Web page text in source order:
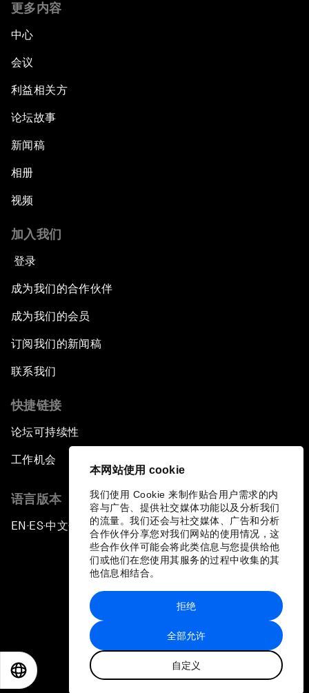
本网站使用 cookie
我们使用 Cookie 来制作贴合用户需求的内
容与广告、提供社交媒体功能以及分析我们
的流量。我们还会与社交媒体、广告和分析
合作伙伴分享您对我们网站的使用情况，这
些合作伙伴可能会将此类信息与您提供给他
们或他们在您使用其服务的过程中收集的其
他信息相结合。
全部允许
自定义
拒绝
更多内容
中心
会议
利益相关方
论坛故事
新闻稿
相册
视频
加入我们
登录
成为我们的合作伙伴
成为我们的会员
订阅我们的新闻稿
联系我们
快捷链接
论坛可持续性
工作机会
语言版本
EN ▪ES▪中文▪ 日本語
站点地图
世界经济论坛